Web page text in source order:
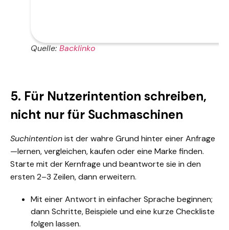
Quelle: Backlinko
5. Für Nutzerintention schreiben,
nicht nur für Suchmaschinen
Suchintentionist der wahre Grund hinter einer Anfrage
—lernen, vergleichen, kaufen oder eine Marke finden.
Starte mit der Kernfrage und beantworte sie in den
ersten 2–3 Zeilen, dann erweitern.
Mit einer Antwort in einfacher Sprache beginnen;
dann Schritte, Beispiele und eine kurze Checkliste
folgen lassen.